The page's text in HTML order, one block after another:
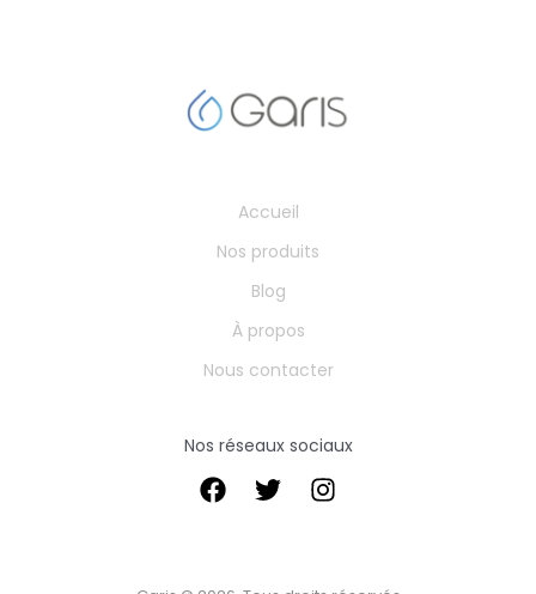
Accueil
Nos produits
Blog
À propos
Nous contacter
Nos réseaux sociaux